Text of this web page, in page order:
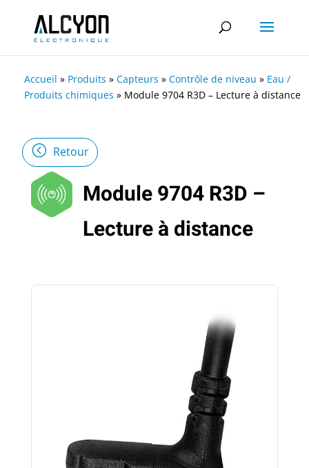
Accueil » Produits » Capteurs » Contrôle de niveau » Eau /
Produits chimiques » Module 9704 R3D – Lecture à distance
Retour
Module 9704 R3D –
Lecture à distance